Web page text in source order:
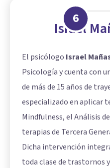
6
Israel
El psicólogo Israel
Psicología y cuenta con
de más de 15 años de
especializado en aplicar
Mindfulness, el Análisis
terapias de Tercera
Dicha intervención
toda clase de trastornos